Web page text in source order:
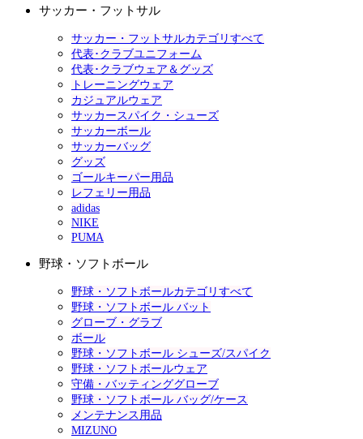
サッカー・フットサル
サッカー・フットサルカテゴリすべて
代表･クラブユニフォーム
代表･クラブウェア＆グッズ
トレーニングウェア
カジュアルウェア
サッカースパイク・シューズ
サッカーボール
サッカーバッグ
グッズ
ゴールキーパー用品
レフェリー用品
adidas
NIKE
PUMA
野球・ソフトボール
野球・ソフトボールカテゴリすべて
野球・ソフトボール バット
グローブ・グラブ
ボール
野球・ソフトボール シューズ/スパイク
野球・ソフトボールウェア
守備・バッティンググローブ
野球・ソフトボール バッグ/ケース
メンテナンス用品
MIZUNO